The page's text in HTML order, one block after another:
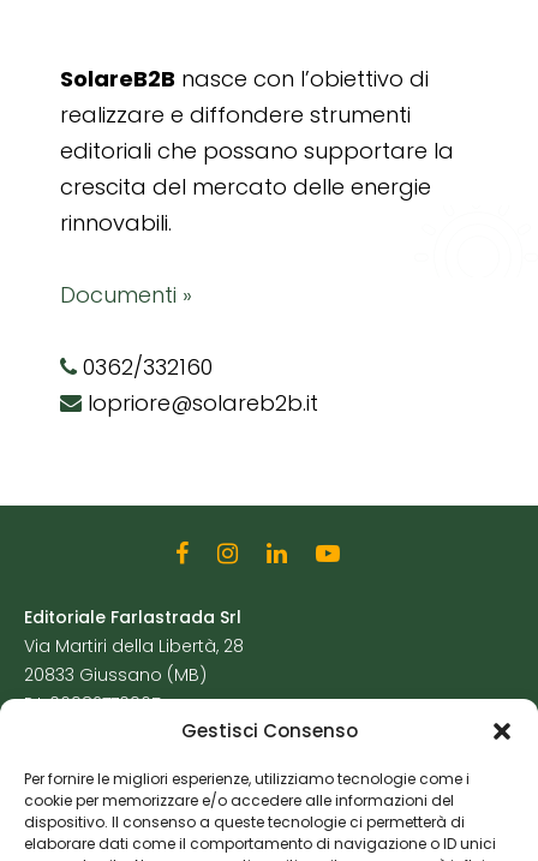
Gestisci Consenso
Per fornire le migliori esperienze, utilizziamo tecnologie come i
cookie per memorizzare e/o accedere alle informazioni del
dispositivo. Il consenso a queste tecnologie ci permetterà di
elaborare dati come il comportamento di navigazione o ID unici
SolareB2B nasce con l’obiettivo di
realizzare e diffondere strumenti
editoriali che possano supportare la
crescita del mercato delle energie
rinnovabili.
Documenti »
0362/332160
lopriore@solareb2b.it
Editoriale Farlastrada Srl
Via Martiri della Libertà, 28
20833 Giussano (MB)
P.I. 06982770965
Cookie Policy
Risorse Aggiuntive